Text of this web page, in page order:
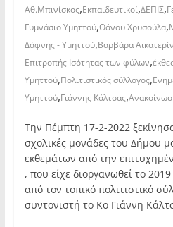
Αθ.Μπινίσκος,Εκπαιδευτικοί,ΔΕΠΙΣ,
Γυμνάσιο Υμηττού,Θάνου Χρυσούλα,
Δάφνης - Υμηττού,Βαρβάρα
Επιτροπής Ισότητας των φύλων,
Υμηττού,Πολιτιστικός σύλλογος,
Υμηττού,Γιάννης Κάλτσας,
Την Πέμπτη 17-2-2022
σχολικές μονάδες του Δήμου
εκθεμάτων από την
, που είχε διοργανωθεί το
από τον τοπικό πολιτιστικό
συντονιστή το Κο Γιάννη